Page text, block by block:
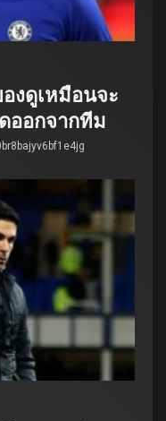
งดูเหมือนจะ
ออกจากทีม